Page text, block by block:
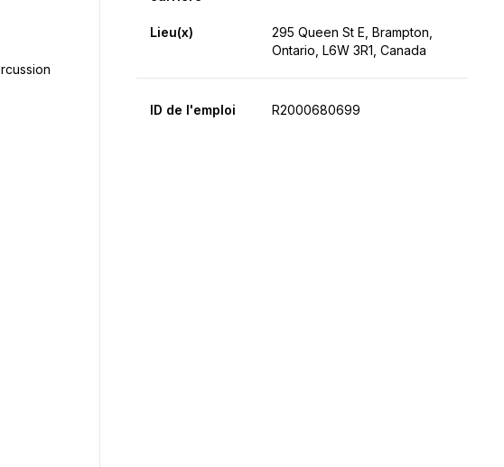
Lieu(x)
295 Queen St E, Brampton,
Ontario, L6W 3R1, Canada
ID de l'emploi R2000680699